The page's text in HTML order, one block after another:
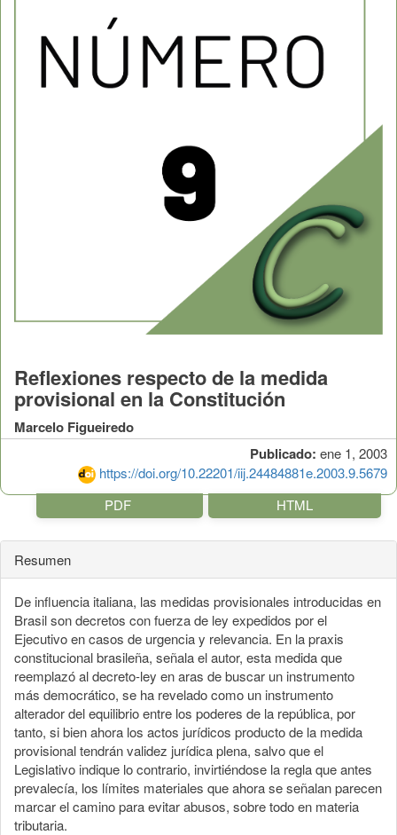
Publicado: ene 1, 2003
https://doi.org/10.22201/iij.24484881e.2003.9.5679
Reflexiones respecto de la medida
provisional en la Constitución
Marcelo Figueiredo
PDF HTML
Resumen
De influencia italiana, las medidas provisionales introducidas en
Brasil son decretos con fuerza de ley expedidos por el
Ejecutivo en casos de urgencia y relevancia. En la praxis
constitucional brasileña, señala el autor, esta medida que
reemplazó al decreto-ley en aras de buscar un instrumento
más democrático, se ha revelado como un instrumento
alterador del equilibrio entre los poderes de la república, por
tanto, si bien ahora los actos jurídicos producto de la medida
provisional tendrán validez jurídica plena, salvo que el
Legislativo indique lo contrario, invirtiéndose la regla que antes
prevalecía, los límites materiales que ahora se señalan parecen
marcar el camino para evitar abusos, sobre todo en materia
tributaria.